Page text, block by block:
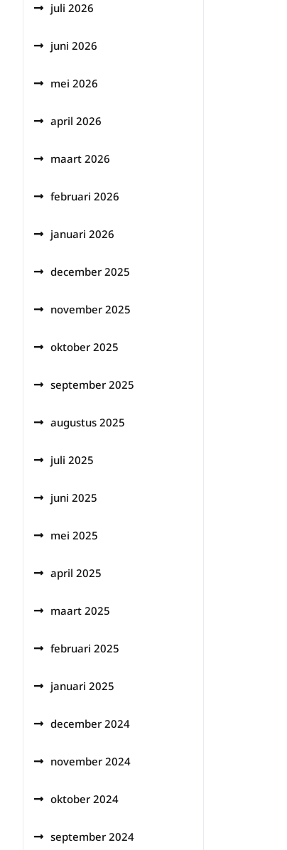
juli 2026
juni 2026
mei 2026
april 2026
maart 2026
februari 2026
januari 2026
december 2025
november 2025
oktober 2025
september 2025
augustus 2025
juli 2025
juni 2025
mei 2025
april 2025
maart 2025
februari 2025
januari 2025
december 2024
november 2024
oktober 2024
september 2024